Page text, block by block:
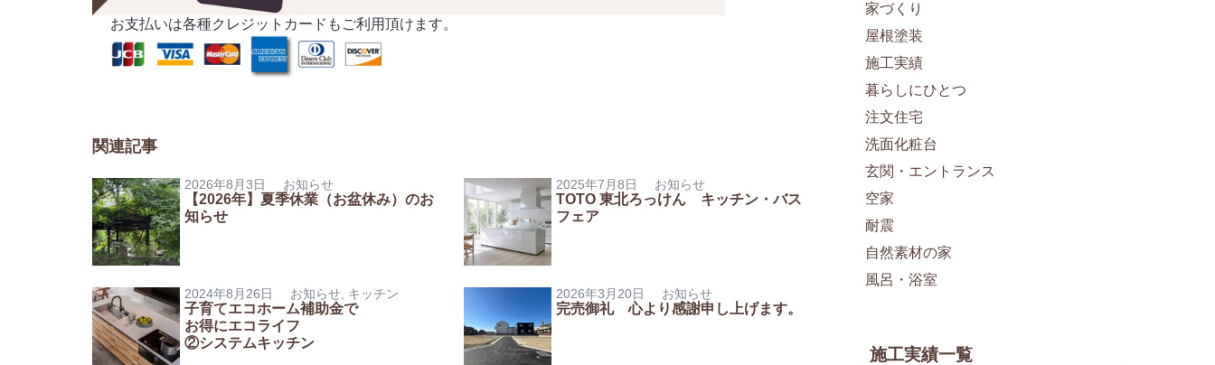
お支払いは各種クレジットカードもご利用頂けます。
関連記事
2026年8月3日 お知らせ
【2026年】夏季休業（お盆休み）のお
知らせ
2025年7月8日 お知らせ
TOTO 東北ろっけん キッチン・バス
フェア
2024年8月26日 お知らせ, キッチン
子育てエコホーム補助金で
お得にエコライフ
②システムキッチン
2026年3月20日 お知らせ
完売御礼 心より感謝申し上げます。
家づくり
屋根塗装
施工実績
暮らしにひとつ
注文住宅
洗面化粧台
玄関・エントランス
空家
耐震
自然素材の家
風呂・浴室
施工実績一覧